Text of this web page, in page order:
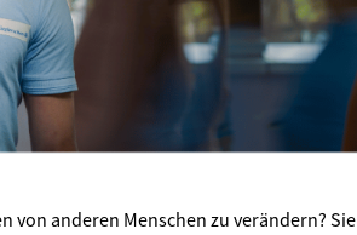
von anderen Menschen zu verändern? Sie